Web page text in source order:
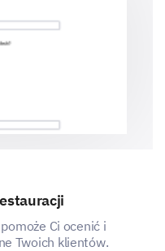
Ci ocenić i
Twoich klientów.